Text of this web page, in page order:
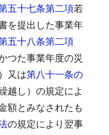
五十七条第二項若
を提出した事業年
五十八条第二項
つた事業年度の災
又は第八十一条の
越し）の規定によ
額とみなされたも
の規定により翌事